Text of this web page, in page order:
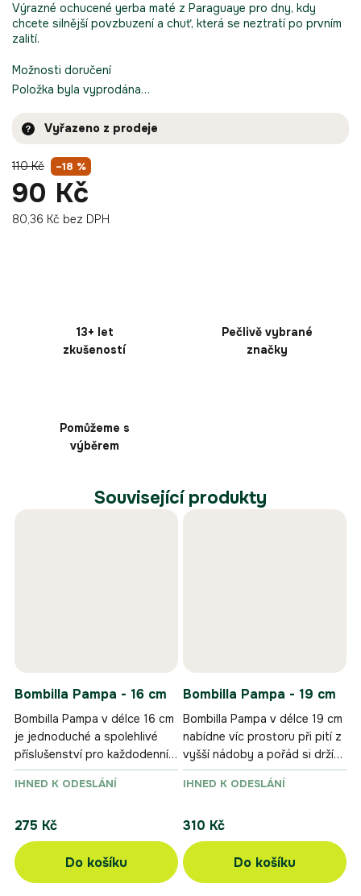
110 Kč –18 %
90 Kč
80,36 Kč bez DPH
Vyřazeno z prodeje
Možnosti doručení
Položka byla vyprodána…
Výrazné ochucené yerba maté z Paraguaye pro dny, kdy
chcete silnější povzbuzení a chuť, která se neztratí po prvním
zalití.
13+ let
zkušeností
Pečlivě vybrané
značky
Pomůžeme s
výběrem
Související produkty
Bombilla Pampa - 16 cm
Bombilla Pampa v délce 16 cm
je jednoduché a spolehlivé
příslušenství pro každodenní
pití yerba maté.
IHNED K ODESLÁNÍ
275 Kč
Do košíku
Bombilla Pampa - 19 cm
Bombilla Pampa v délce 19 cm
nabídne víc prostoru při pití z
vyšší nádoby a pořád si drží
jednoduché, praktické
provedení.
IHNED K ODESLÁNÍ
310 Kč
Do košíku